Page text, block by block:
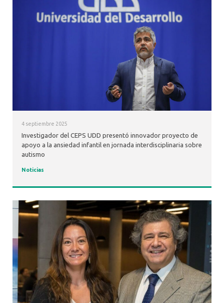
4 septiembre 2025
Investigador del CEPS UDD presentó innovador proyecto de
apoyo a la ansiedad infantil en jornada interdisciplinaria sobre
autismo
Noticias